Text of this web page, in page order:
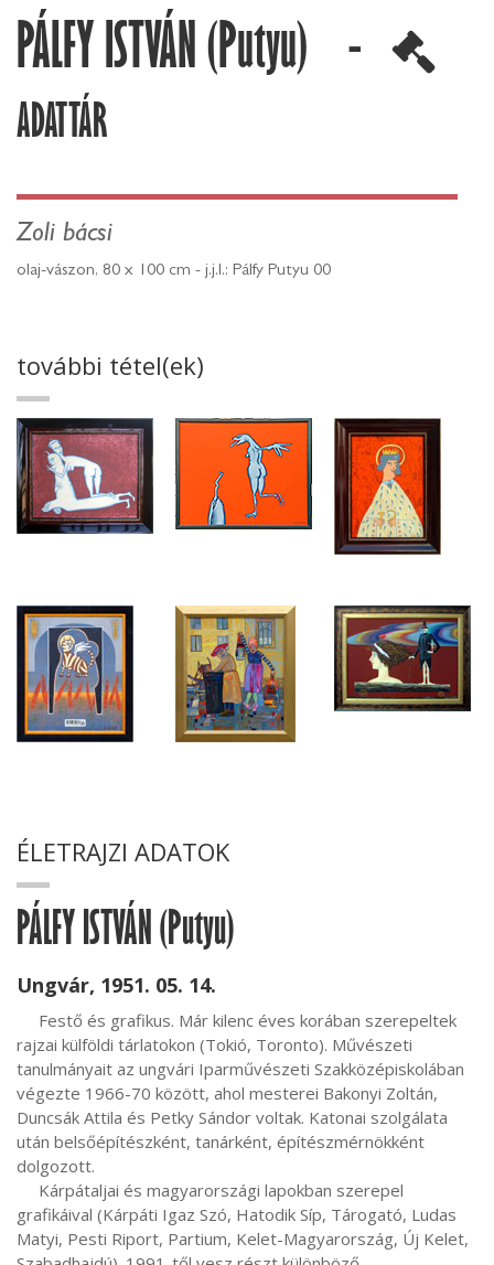
PÁLFY ISTVÁN (Putyu) -
ADATTÁR
Zoli bácsi
olaj-vászon, 80 x 100 cm - j.j.l.: Pálfy Putyu 00
további tétel(ek)
ÉLETRAJZI ADATOK
PÁLFY ISTVÁN (Putyu)
Ungvár, 1951. 05. 14.
rajzai külföldi tárlatokon (Tokió, Toronto). Művészeti
tanulmányait az ungvári Iparművészeti Szakközépiskolában
végezte 1966-70 között, ahol mesterei Bakonyi Zoltán,
Duncsák Attila és Petky Sándor voltak. Katonai szolgálata
után belsőépítészként, tanárként, építészmérnökként
dolgozott.
grafikáival (Kárpáti Igaz Szó, Hatodik Síp, Tárogató, Ludas
Matyi, Pesti Riport, Partium, Kelet-Magyarország, Új Kelet,